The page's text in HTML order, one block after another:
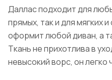
Даллас подходит для
прямых, так и для мягких
оформит любой диван, а
Ткань не прихотлива в
невысокий ворс, он легко